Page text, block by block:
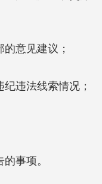
的意见建议；
纪违法线索情况；
事项。